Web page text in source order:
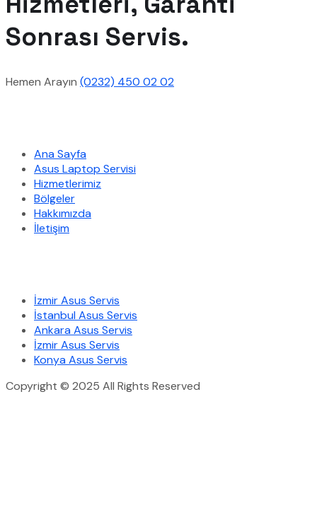
Sonrası Servis.
Hemen Arayın (0232) 450 02 02
Ana Sayfa
Asus Laptop Servisi
Hizmetlerimiz
Bölgeler
Hakkımızda
İletişim
İzmir Asus Servis
İstanbul Asus Servis
Ankara Asus Servis
İzmir Asus Servis
Konya Asus Servis
Copyright © 2025 All Rights Reserved